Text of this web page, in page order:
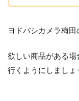
ヨドバシカメラ梅田
欲しい商品がある
行くようにしましょ